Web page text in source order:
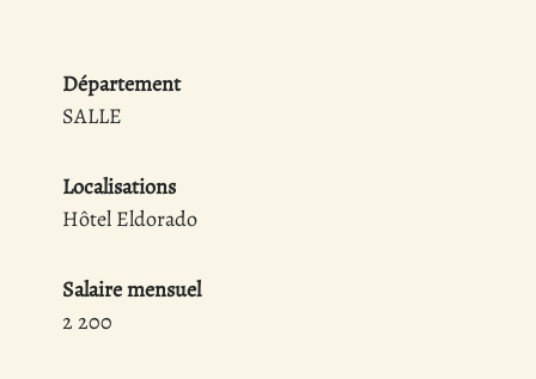
Département
SALLE
Localisations
Hôtel Eldorado
Salaire mensuel
2 200